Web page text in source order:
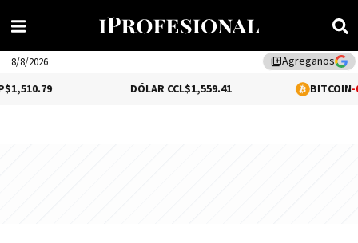
library_addAgreganos
8/8/2026
$1,559.41 BITCOIN-0.02%